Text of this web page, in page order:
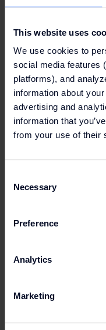
This website uses
We use cookies to
social media features
platforms), and
information about
advertising and
information that
from your use of their
Selection
Necessary
Preference
Analytics
Marketing